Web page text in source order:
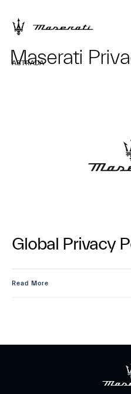
ASTRADA
Maserati
Global Privacy
Read More